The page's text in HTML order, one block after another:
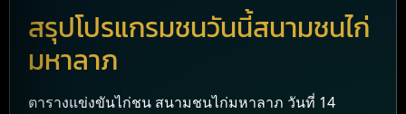
สรุปโปรแกรมชนวันนี้สนามชนไก่
มหาลาภ
ตารางแข่งขันไก่ชน สนามชนไก่มหาลาภ วันที่ 14